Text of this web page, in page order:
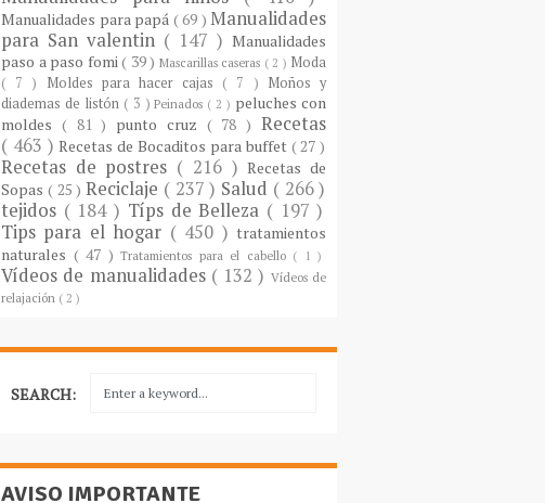
Manualidades para papá ( 69 ) Manualidades
para San valentin ( 147 ) Manualidades
paso a paso fomi( 39 ) Mascarillas caseras ( 2 ) Moda
( 7 ) Moldes para hacer cajas ( 7 ) Moños y
diademas de listón ( 3 )Peinados ( 2 ) peluches con
moldes ( 81 ) punto cruz ( 78 )Recetas
( 463 )Recetas de Bocaditos para buffet ( 27 )
Recetas de postres ( 216 )Recetas de
Sopas ( 25 ) Reciclaje ( 237 ) Salud ( 266 )
tejidos ( 184 ) Típs de Belleza ( 197 )
Tips para el hogar ( 450 )tratamientos
naturales ( 47 )Tratamientos para el cabello ( 1 )
Vídeos de manualidades ( 132 ) Vídeos de
relajación ( 2 )
SEARCH:
AVISO IMPORTANTE